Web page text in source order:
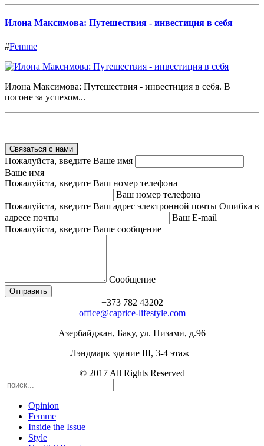
Илона Максимова: Путешествия - инвестиция в себя
#Femme
Илона Максимова: Путешествия - инвестиция в себя. В
погоне за успехом...
Связаться с нами
Пожалуйста, введите Ваше имя
Ваше имя
Пожалуйста, введите Ваш номер телефона
Ваш номер телефона
Пожалуйста, введите Ваш адрес электронной почты Ошибка в
адресе почты
Ваш E-mail
Пожалуйста, введите Ваше сообщение
Сообщение
+373 782 43202
office@caprice-lifestyle.com
Азербайджан, Баку, ул. Низами, д.96
Лэндмарк здание III, 3-4 этаж
© 2017 All Rights Reserved
Opinion
Femme
Inside the Issue
Style